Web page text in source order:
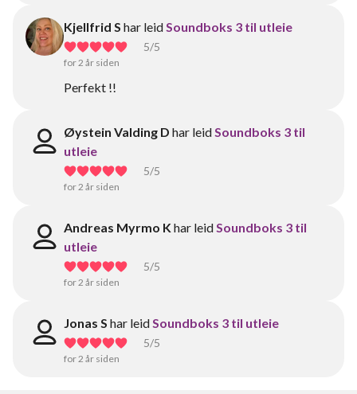
Kjellfrid S har leidSoundboks 3 til utleie
5/5
for 2 år siden
Perfekt !!
Øystein Valding D har leidSoundboks 3 til
utleie
5/5
for 2 år siden
Andreas Myrmo K har leidSoundboks 3 til
utleie
5/5
for 2 år siden
Jonas S har leidSoundboks 3 til utleie
5/5
for 2 år siden